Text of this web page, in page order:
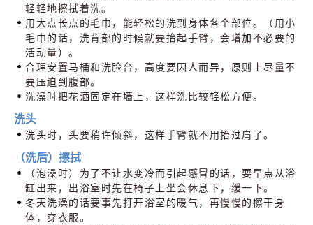
轻轻地擦拭着洗。
用大点长点的毛巾，能轻松的洗到身体各个部位。（用小
毛巾的话，洗背部的时候就要抬起手臂，会增加不必要的
活动量）。
合理安置马桶和洗脸台，高度要因人而异，原则上尽量不
要压迫到腹部。
洗澡时把花洒固定在墙上，这样洗比较轻松方便。
洗头
洗头时，头要稍许倾斜，这样手臂就不用抬过肩了。
（洗后）擦拭
（泡澡时）为了不让水变冷而引起感冒的话，要早点从浴
缸出来，出浴室时先在椅子上坐会休息下，缓一下。
冬天洗澡的话要事先打开浴室的暖气，再慢慢的擦干身
体，穿衣服。